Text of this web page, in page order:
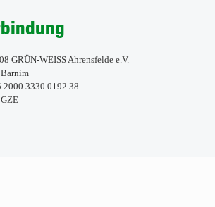
GRÜN-WEISS Ahrensfelde e.V.
3330 0192 38